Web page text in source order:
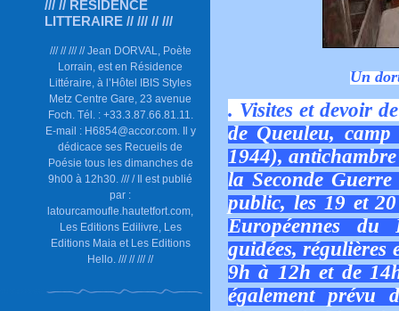
/// // RESIDENCE
LITTERAIRE // /// // ///
/// // /// // Jean DORVAL, Poète
Lorrain, est en Résidence
Littéraire, à l’Hôtel IBIS Styles
Metz Centre Gare, 23 avenue
Foch. Tél. : +33.3.87.66.81.11.
E-mail : H6854@accor.com. Il y
dédicace ses Recueils de
Poésie tous les dimanches de
9h00 à 12h30. /// / Il est publié
par :
latourcamoufle.hautetfort.com,
Les Editions Edilivre, Les
Editions Maia et Les Editions
Hello. /// // /// //
Un
. Visites et devoir
de Queuleu,
1944),
la Seconde
public, les 19 et
Européennes du
guidées, régulières
9h à 12h et de
également prévu